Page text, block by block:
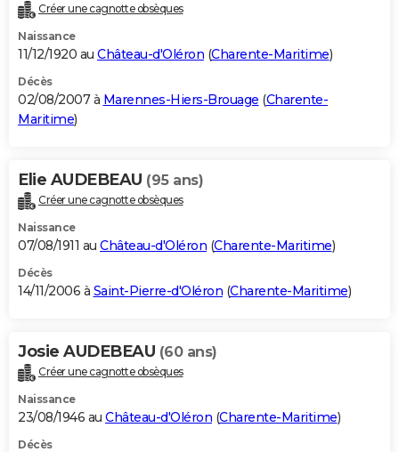
Créer une cagnotte obsèques
Naissance
11/12/1920 au Château-d'Oléron (Charente-Maritime)
Décès
02/08/2007 à Marennes-Hiers-Brouage (Charente-
Maritime)
Elie AUDEBEAU (95 ans)
Créer une cagnotte obsèques
Naissance
07/08/1911 au Château-d'Oléron (Charente-Maritime)
Décès
14/11/2006 à Saint-Pierre-d'Oléron (Charente-Maritime)
Josie AUDEBEAU (60 ans)
Créer une cagnotte obsèques
Naissance
23/08/1946 au Château-d'Oléron (Charente-Maritime)
Décès